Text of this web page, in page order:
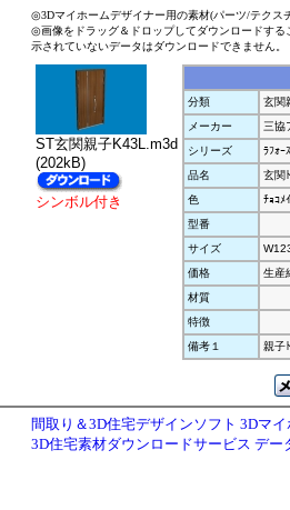
◎3Dマイホームデザイナー用の素材(パーツ/テクス
◎画像をドラッグ＆ドロップしてダウンロードす
示されていないデータはダウンロードできません。
ST玄関親子K43L.m3d
(202kB)
シンボル付き
分類
玄関
メーカー
三協
シリーズ
ﾗﾌｫｰ
品名
玄関
色
ﾁｮｺﾒ
型番
サイズ
価格
生産
材質
特徴
備考１
親子
間取り＆3D住宅デザインソフト 3Dマ
3D住宅素材ダウンロードサービス デー